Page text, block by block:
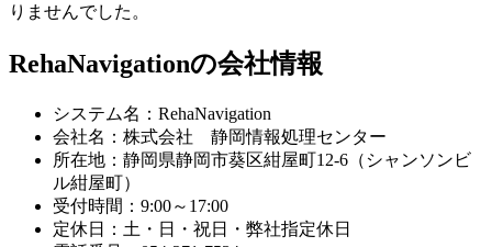
りませんでした。
RehaNavigationの会社情報
システム名：RehaNavigation
会社名：株式会社 静岡情報処理センター
所在地：静岡県静岡市葵区紺屋町12-6（シャンソンビ
ル紺屋町）
受付時間：9:00～17:00
定休日：土・日・祝日・弊社指定休日